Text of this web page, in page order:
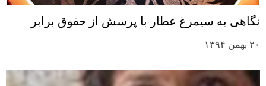
نگاهی به سیمرغ عطار با پرسش از حقوق برابر
۲۰ بهمن ۱۳۹۴